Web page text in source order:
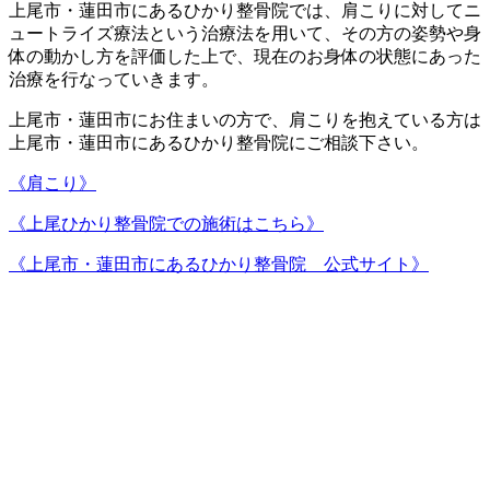
上尾市・蓮田市にあるひかり整骨院では、肩こりに対してニ
ュートライズ療法という治療法を用いて、その方の姿勢や身
体の動かし方を評価した上で、現在のお身体の状態にあった
治療を行なっていきます。
上尾市・蓮田市にお住まいの方で、肩こりを抱えている方は
上尾市・蓮田市にあるひかり整骨院にご相談下さい。
《肩こり》
《上尾ひかり整骨院での施術はこちら》
《上尾市・蓮田市にあるひかり整骨院 公式サイト》